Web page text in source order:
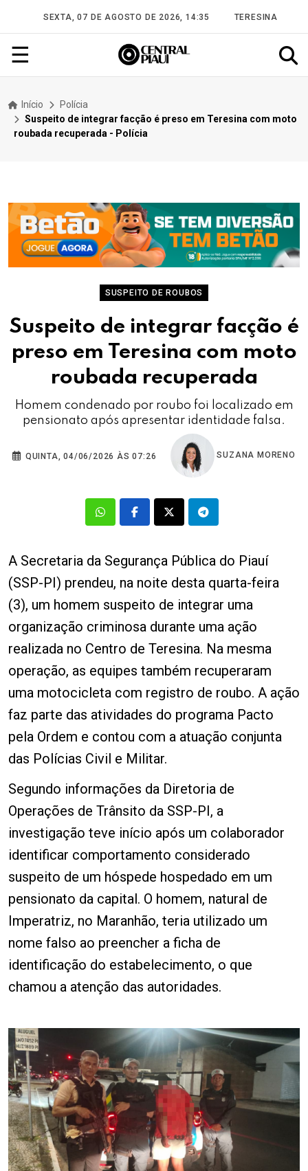
SEXTA, 07 DE AGOSTO DE 2026, 14:35 TERESINA
☰
Início
Polícia
Suspeito de integrar facção é preso em Teresina com moto
roubada recuperada - Polícia
SUSPEITO DE ROUBOS
Suspeito de integrar facção é
preso em Teresina com moto
roubada recuperada
Homem condenado por roubo foi localizado em
pensionato após apresentar identidade falsa.
QUINTA, 04/06/2026 ÀS 07:26 SUZANA MORENO
A Secretaria da Segurança Pública do Piauí
(SSP-PI) prendeu, na noite desta quarta-feira
(3), um homem suspeito de integrar uma
organização criminosa durante uma ação
realizada no Centro de Teresina. Na mesma
operação, as equipes também recuperaram
uma motocicleta com registro de roubo. A ação
faz parte das atividades do programa Pacto
pela Ordem e contou com a atuação conjunta
das Polícias Civil e Militar.
Segundo informações da Diretoria de
Operações de Trânsito da SSP-PI, a
investigação teve início após um colaborador
identificar comportamento considerado
suspeito de um hóspede hospedado em um
pensionato da capital. O homem, natural de
Imperatriz, no Maranhão, teria utilizado um
nome falso ao preencher a ficha de
identificação do estabelecimento, o que
chamou a atenção das autoridades.